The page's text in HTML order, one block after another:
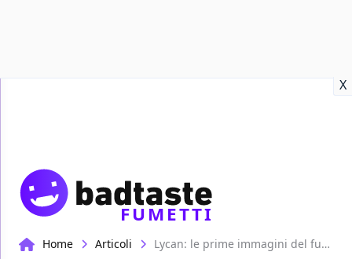
X
FUMETTI
Home Articoli Lycan: le prime immagini del fumetto ideato da Thomas Jane